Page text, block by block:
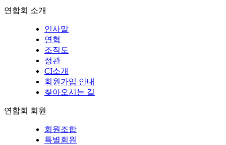
연합회 소개
인사말
연혁
조직도
정관
CI소개
회원가입 안내
찾아오시는 길
연합회 회원
회원조합
특별회원